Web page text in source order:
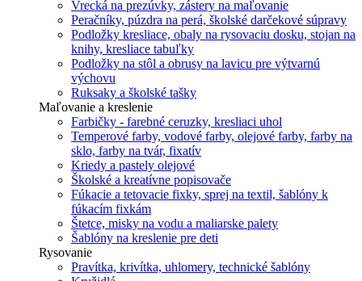
Vrecká na prezúvky, zástery na maľovanie
Peračníky, púzdra na perá, školské darčekové súpravy
Podložky kresliace, obaly na rysovaciu dosku, stojan na
knihy, kresliace tabuľky
Podložky na stôl a obrusy na lavicu pre výtvarnú
výchovu
Ruksaky a školské tašky
Maľovanie a kreslenie
Farbičky - farebné ceruzky, kresliaci uhol
Temperové farby, vodové farby, olejové farby, farby na
sklo, farby na tvár, fixatív
Kriedy a pastely olejové
Školské a kreatívne popisovače
Fúkacie a tetovacie fixky, sprej na textil, šablóny k
fúkacím fixkám
Štetce, misky na vodu a maliarske palety
Šablóny na kreslenie pre deti
Rysovanie
Pravítka, krivítka, uhlomery, technické šablóny